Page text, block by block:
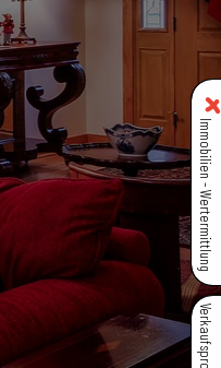
Immobilien - Wertermittlung